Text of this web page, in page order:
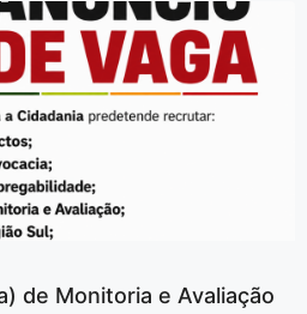
de Monitoria e Avaliação